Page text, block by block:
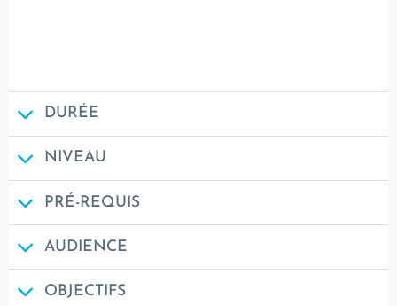
DURÉE
NIVEAU
PRÉ-REQUIS
AUDIENCE
OBJECTIFS